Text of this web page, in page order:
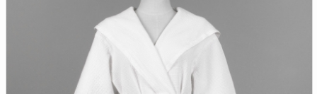
Текстильная галантерея и
Условия работы
Оплата и доставка